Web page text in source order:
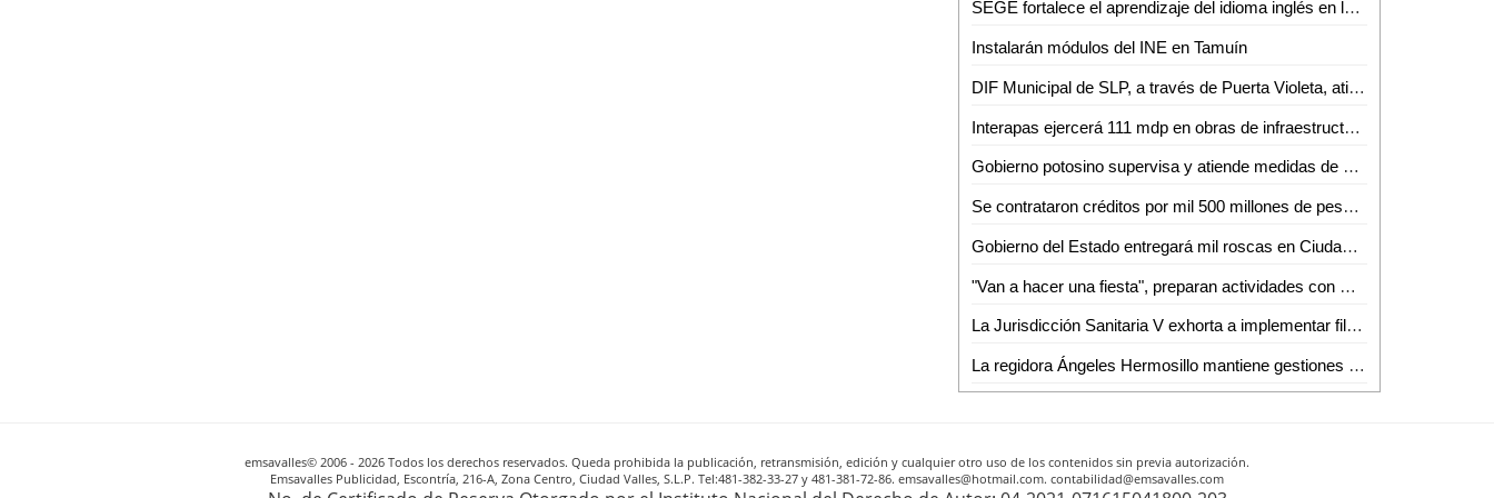
SEGE fortalece el aprendizaje del idioma inglés en las y los niños potosinos
Instalarán módulos del INE en Tamuín
DIF Municipal de SLP, a través de Puerta Violeta, atiende y protege a más de 830 mujeres
Interapas ejercerá 111 mdp en obras de infraestructura hidráulica durante 2023
Gobierno potosino supervisa y atiende medidas de control y seguridad en centros penitenciarios
Se contrataron créditos por mil 500 millones de pesos para poder cumplir con compromisos y prestaciones de fin de año: Sefin
Gobierno del Estado entregará mil roscas en Ciudad Valles
"Van a hacer una fiesta", preparan actividades con motivo de los 100 años de autonomía de la UASLP
La Jurisdicción Sanitaria V exhorta a implementar filtros sanitarios obligatorios
La regidora Ángeles Hermosillo mantiene gestiones y atención a la ciudadanía en 2023
emsavalles© 2006 - 2026 Todos los derechos reservados. Queda prohibida la publicación, retransmisión, edición y cualquier otro uso de los contenidos sin previa autorización.
Emsavalles Publicidad, Escontría, 216-A, Zona Centro, Ciudad Valles, S.L.P. Tel:481-382-33-27 y 481-381-72-86. emsavalles@hotmail.com. contabilidad@emsavalles.com